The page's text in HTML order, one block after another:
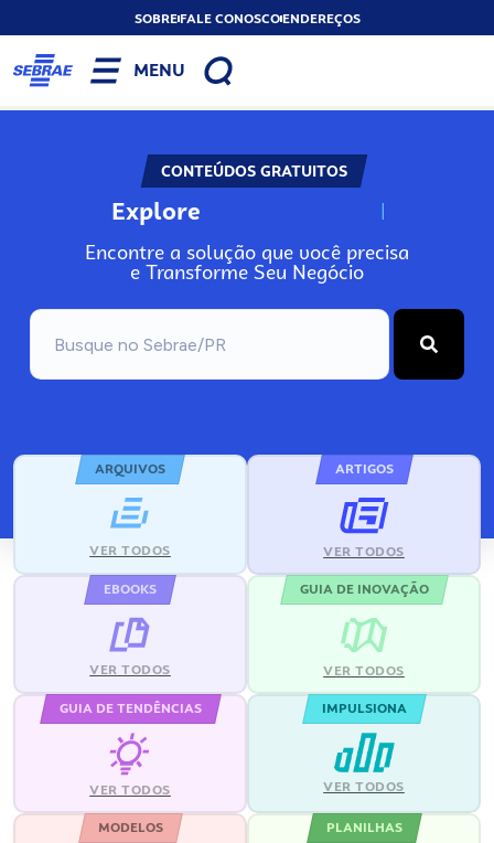
SOBREFALE CONOSCOENDEREÇOS
MENU
CONTEÚDOS GRATUITOS
Explore N
Encontre a solução que você precisa
e Transforme Seu Negócio
ARQUIVOS
VER TODOS
ARTIGOS
VER TODOS
EBOOKS
VER TODOS
GUIA DE INOVAÇÃO
VER TODOS
GUIA DE TENDÊNCIAS
VER TODOS
IMPULSIONA
VER TODOS
MODELOS PLANILHAS